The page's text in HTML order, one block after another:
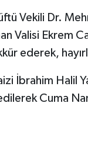
Vekili Dr.
Valisi Ekrem
ederek,
İbrahim Halil
Cuma